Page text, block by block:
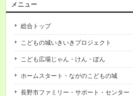
メニュー
総合トップ
こどもの城いきいきプロジェクト
こども広場じゃん・けん・ぽん
ホームスタート・ながのこどもの城
長野市ファミリー・サポート・センター